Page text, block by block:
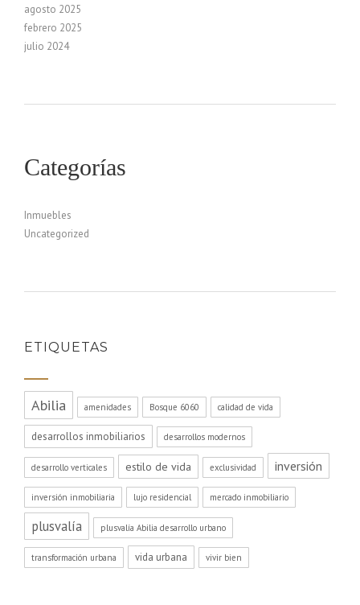
agosto 2025
febrero 2025
julio 2024
Categorías
Inmuebles
Uncategorized
ETIQUETAS
Abilia amenidades Bosque 6060 calidad de vida
desarrollos inmobiliarios desarrollos modernos
desarrollo verticales estilo de vida exclusividad inversión
inversión inmobiliaria lujo residencial mercado inmobiliario
plusvalía plusvalía Abilia desarrollo urbano
transformación urbana vida urbana vivir bien